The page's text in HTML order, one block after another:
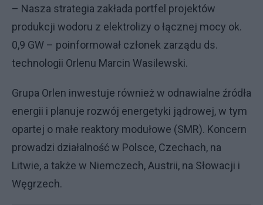
– Nasza strategia zakłada portfel projektów
produkcji wodoru z elektrolizy o łącznej mocy ok.
0,9 GW – poinformował członek zarządu ds.
technologii Orlenu Marcin Wasilewski.
Grupa Orlen inwestuje również w odnawialne źródła
energii i planuje rozwój energetyki jądrowej, w tym
opartej o małe reaktory modułowe (SMR). Koncern
prowadzi działalność w Polsce, Czechach, na
Litwie, a także w Niemczech, Austrii, na Słowacji i
Węgrzech.